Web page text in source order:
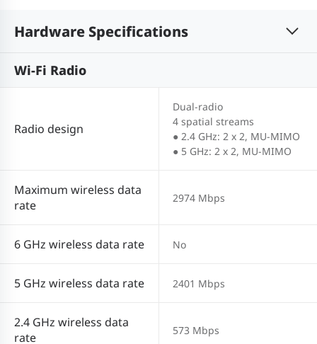
Hardware Specifications
Wi-Fi Radio
Radio design
Dual-radio
4 spatial streams
● 2.4 GHz: 2 x 2, MU-MIMO
● 5 GHz: 2 x 2, MU-MIMO
Maximum wireless data
rate
2974 Mbps
6 GHz wireless data rate No
5 GHz wireless data rate 2401 Mbps
2.4 GHz wireless data
rate
573 Mbps